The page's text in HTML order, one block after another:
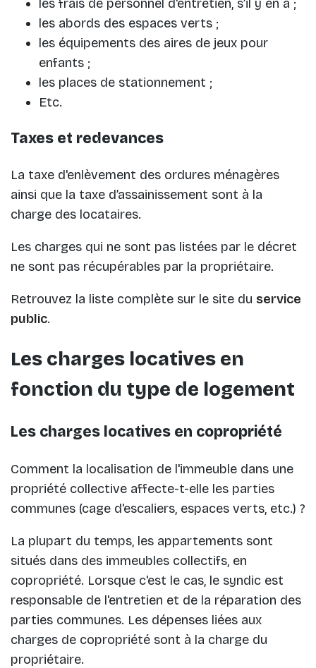
les frais de personnel d'entretien, s’il y en a ;
les abords des espaces verts ;
les équipements des aires de jeux pour
enfants ;
les places de stationnement ;
Etc.
Taxes et redevances
La taxe d'enlèvement des ordures ménagères
ainsi que la taxe d’assainissement sont à la
charge des locataires.
Les charges qui ne sont pas listées par le décret
ne sont pas récupérables par la propriétaire.
Retrouvez la liste complète sur le site du service
public.
Les charges locatives en
fonction du type de logement
Les charges locatives en copropriété
Comment la localisation de l'immeuble dans une
propriété collective affecte-t-elle les parties
communes (cage d'escaliers, espaces verts, etc.) ?
La plupart du temps, les appartements sont
situés dans des immeubles collectifs, en
copropriété. Lorsque c'est le cas, le syndic est
responsable de l'entretien et de la réparation des
parties communes. Les dépenses liées aux
charges de copropriété sont à la charge du
propriétaire.